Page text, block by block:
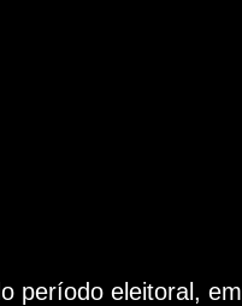
período eleitoral, em